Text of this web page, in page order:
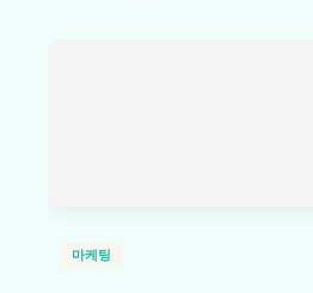
마케팅